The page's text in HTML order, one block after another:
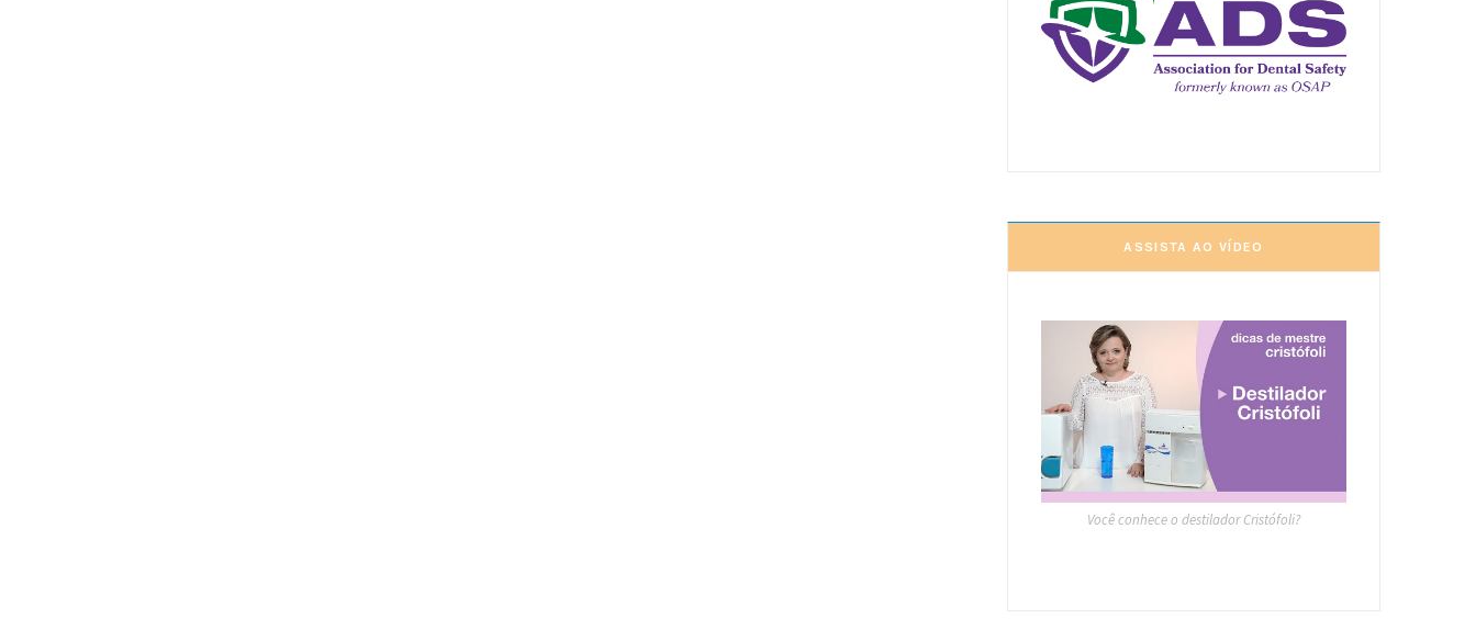
ASSISTA AO VÍDEO
Você conhece o destilador Cristófoli?